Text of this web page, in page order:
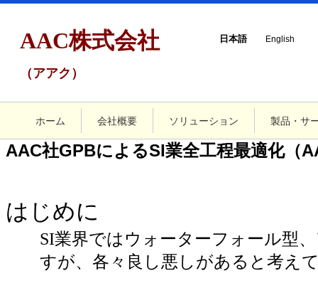
AAC株式会社
（アアク）
日本語 English
ホーム 会社概要 ソリューション 製品・サ
AAC社GPBによるSI業全工程最適化（
はじめに
SI業界ではウォーターフォール型、
すが、各々良し悪しがあると考え